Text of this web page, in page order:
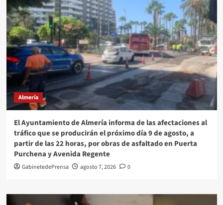
Almería
El Ayuntamiento de Almería informa de las afectaciones al
tráfico que se producirán el próximo día 9 de agosto, a
partir de las 22 horas, por obras de asfaltado en Puerta
Purchena y Avenida Regente
GabinetedePrensa agosto 7, 2026 0